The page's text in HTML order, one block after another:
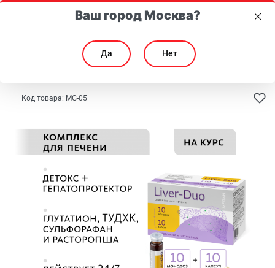
Здоровье
Код товара: MG-05
Ваш город Москва?
Да Нет